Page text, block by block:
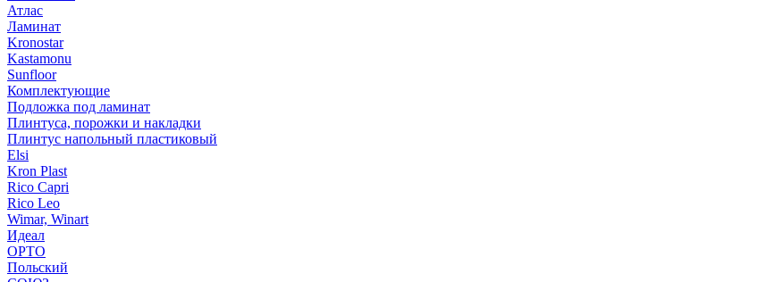
Атлас
Ламинат
Kronostar
Kastamonu
Sunfloor
Комплектующие
Подложка под ламинат
Плинтуса, порожки и накладки
Плинтус напольный пластиковый
Elsi
Kron Plast
Rico Capri
Rico Leo
Wimar, Winart
Идеал
ОРТО
Польский